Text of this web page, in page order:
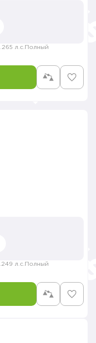
265 л.с. Полный
249 л.с. Полный